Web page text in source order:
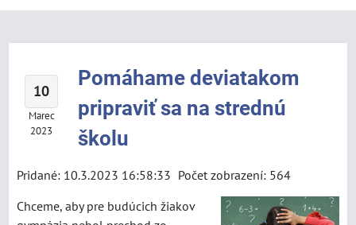
10
Marec
2023
Pomáhame deviatakom
pripraviť sa na strednú
školu
Pridané: 10.3.2023 16:58:33 Počet zobrazení: 564
Chceme, aby pre budúcich žiakov